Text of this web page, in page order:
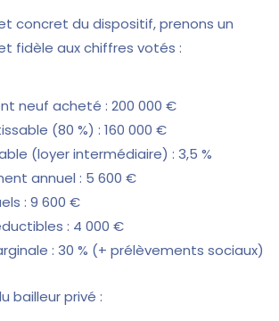
concret du dispositif, prenons un
fidèle aux chiffres votés :
neuf acheté : 200 000 €
(80 %) : 160 000 €
(loyer intermédiaire) : 3,5 %
annuel : 5 600 €
: 9 600 €
: 4 000 €
: 30 % (+ prélèvements sociaux)
bailleur privé :